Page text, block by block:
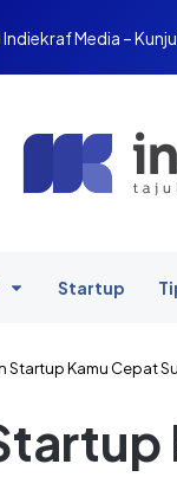
Media –
Startup
Startup Kamu Cepat